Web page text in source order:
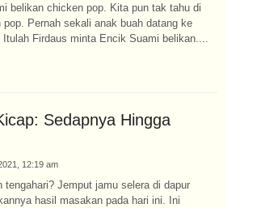
belikan chicken pop. Kita pun tak tahu di
Pernah sekali anak buah datang ke
Firdaus minta Encik Suami belikan....
Sedapnya Hingga
12:19 am
tengahari? Jemput jamu selera di dapur
hasil masakan pada hari ini. Ini